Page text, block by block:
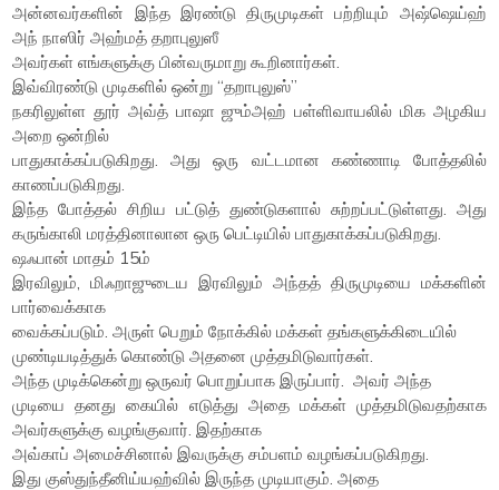
அன்னவர்களின் இந்த இரண்டு திருமுடிகள் பற்றியும் அஷ்ஷெய்ஹ்
அந் நாஸிர் அஹ்மத் தறாபுலுஸீ
அவர்கள் எங்களுக்கு பின்வருமாறு கூறினார்கள்.
இவ்விரண்டு முடிகளில் ஒன்று “தறாபுலுஸ்”
நகரிலுள்ள தூர் அவ்த் பாஷா ஜும்அஹ் பள்ளிவாயலில் மிக அழகிய
அறை ஒன்றில்
பாதுகாக்கப்படுகிறது. அது ஒரு வட்டமான கண்ணாடி போத்தலில்
காணப்படுகிறது.
இந்த போத்தல் சிறிய பட்டுத் துண்டுகளால் சுற்றப்பட்டுள்ளது. அது
கருங்காலி மரத்தினாலான ஒரு பெட்டியில் பாதுகாக்கப்படுகிறது.
ஷஃபான் மாதம் 15ம்
இரவிலும், மிஃறாஜுடைய இரவிலும் அந்தத் திருமுடியை மக்களின்
பார்வைக்காக
வைக்கப்படும். அருள் பெறும் நோக்கில் மக்கள் தங்களுக்கிடையில்
முண்டியடித்துக் கொண்டு அதனை முத்தமிடுவார்கள்.
அந்த முடிக்கென்று ஒருவர் பொறுப்பாக இருப்பார். அவர் அந்த
முடியை தனது கையில் எடுத்து அதை மக்கள் முத்தமிடுவதற்காக
அவர்களுக்கு வழங்குவார். இதற்காக
அவ்காப் அமைச்சினால் இவருக்கு சம்பளம் வழங்கப்படுகிறது.
இது குஸ்துந்தீனிய்யஹ்வில் இருந்த முடியாகும். அதை